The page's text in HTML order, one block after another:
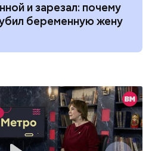
и зарезал: почему
беременную жену